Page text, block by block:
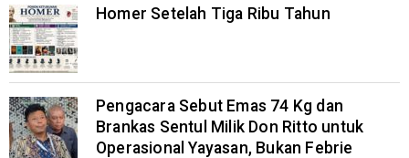
Homer Setelah Tiga Ribu Tahun
Pengacara Sebut Emas 74 Kg dan
Brankas Sentul Milik Don Ritto untuk
Operasional Yayasan, Bukan Febrie